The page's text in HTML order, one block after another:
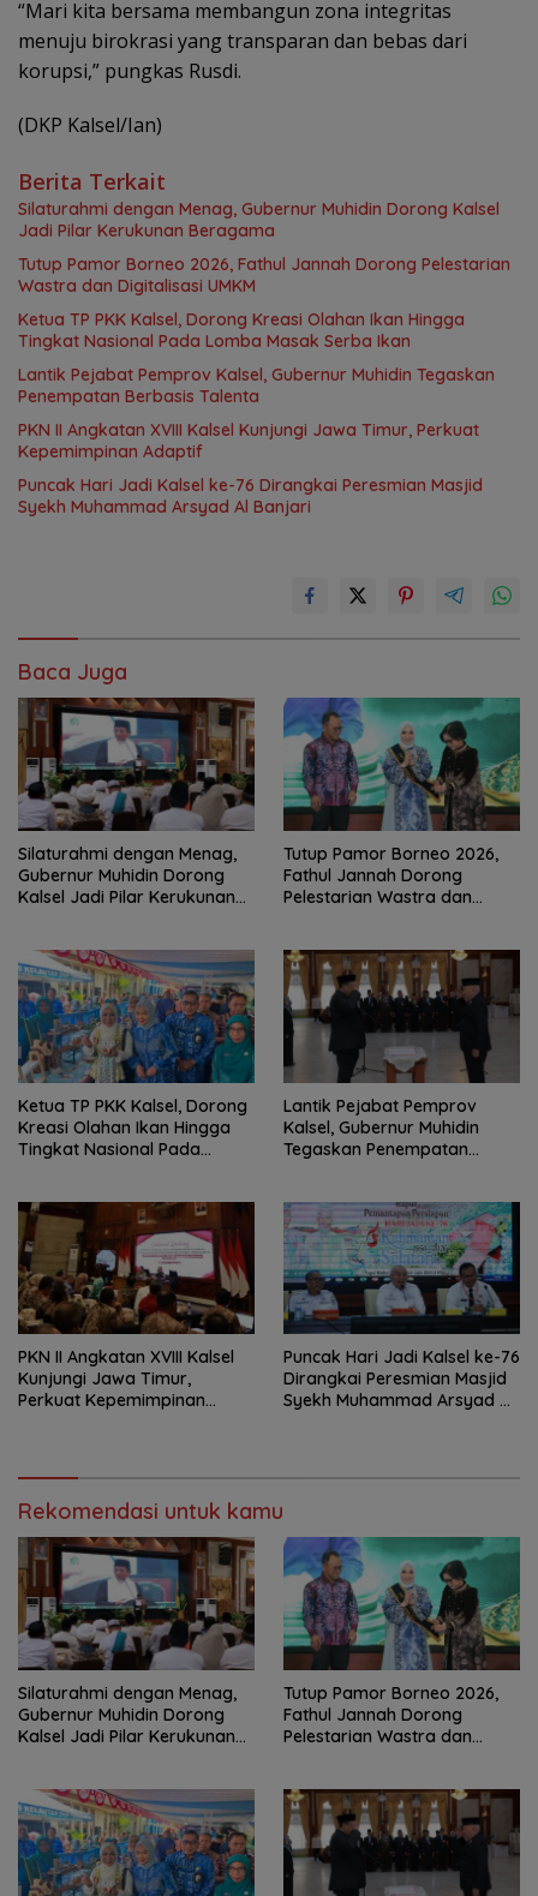
“Mari kita bersama membangun zona integritas
menuju birokrasi yang transparan dan bebas dari
korupsi,” pungkas Rusdi.
(DKP Kalsel/Ian)
Berita Terkait
Silaturahmi dengan Menag, Gubernur Muhidin Dorong Kalsel
Jadi Pilar Kerukunan Beragama
Tutup Pamor Borneo 2026, Fathul Jannah Dorong Pelestarian
Wastra dan Digitalisasi UMKM
Ketua TP PKK Kalsel, Dorong Kreasi Olahan Ikan Hingga
Tingkat Nasional Pada Lomba Masak Serba Ikan
Lantik Pejabat Pemprov Kalsel, Gubernur Muhidin Tegaskan
Penempatan Berbasis Talenta
PKN II Angkatan XVIII Kalsel Kunjungi Jawa Timur, Perkuat
Kepemimpinan Adaptif
Puncak Hari Jadi Kalsel ke-76 Dirangkai Peresmian Masjid
Syekh Muhammad Arsyad Al Banjari
Baca Juga
Silaturahmi dengan Menag,
Gubernur Muhidin Dorong
Kalsel Jadi Pilar Kerukunan
Tutup Pamor Borneo 2026,
Fathul Jannah Dorong
Pelestarian Wastra dan
Ketua TP PKK Kalsel, Dorong
Kreasi Olahan Ikan Hingga
Tingkat Nasional Pada
Lantik Pejabat Pemprov
Kalsel, Gubernur Muhidin
Tegaskan Penempatan
PKN II Angkatan XVIII Kalsel
Kunjungi Jawa Timur,
Perkuat Kepemimpinan
Puncak Hari Jadi Kalsel ke-76
Dirangkai Peresmian Masjid
Syekh Muhammad Arsyad Al
Rekomendasi untuk kamu
Silaturahmi dengan Menag,
Gubernur Muhidin Dorong
Kalsel Jadi Pilar Kerukunan
Tutup Pamor Borneo 2026,
Fathul Jannah Dorong
Pelestarian Wastra dan